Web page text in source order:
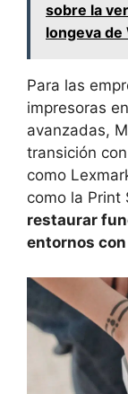
sobre la
longeva
Para las
impresoras
avanzadas,
transición
como
como la Print
restaurar
entornos